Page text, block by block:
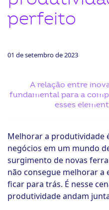
perfeito
01 de setembro de 2023
A relação entre
fundamental para a
esses
Melhorar a produtividade
negócios em um mundo
surgimento de novas
não consegue melhorar a
ficar para trás. É nesse
produtividade andam